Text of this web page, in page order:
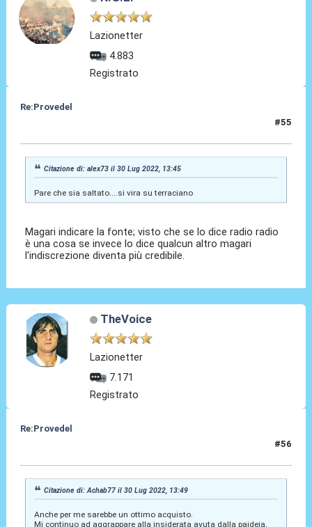
Lazionetter
4.883
Registrato
Re:Provedel
#55
Citazione di: alex73 il 30 Lug 2022, 13:45
Pare che sia saltato....si vira su terraciano
Magari indicare la fonte; visto che se lo dice radio radio
è una cosa se invece lo dice qualcun altro magari
l'indiscrezione diventa più credibile.
TheVoice
Lazionetter
7.171
Registrato
Re:Provedel
#56
Citazione di: Achab77 il 30 Lug 2022, 13:49
Anche per me sarebbe un ottimo acquisto.
Mi continuo ad aggrappare alla insiderata avuta dalla paideia,